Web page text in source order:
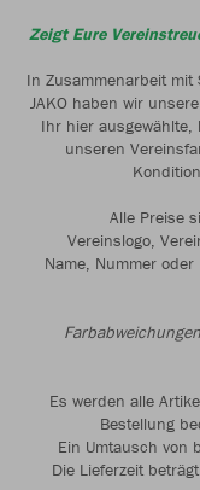
Zeigt Eure
In Zusammenarbeit
JAKO haben wir
Ihr hier ausgewählte,
unseren
Alle Preise
Vereinslogo,
Name, Nummer
Es werden alle
Bestellung
Ein Umtausch von
Die Lieferzeit